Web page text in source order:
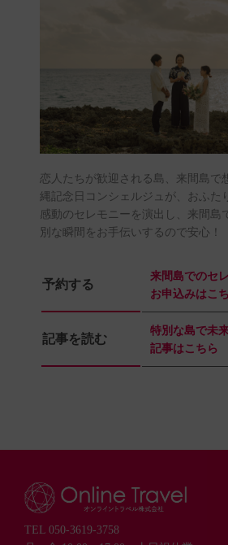
恋人たちが歓迎される島、来間島で
縄記念日コンシェルジュが、おふた
感動のセレモニーを演出し、来間島
別な瞬間をお手伝いするので安心！
予約する
来間島でのセ
お申込みはこ
記事を読む
特別な島で未
記事はこちら
TEL 050-3619-3758